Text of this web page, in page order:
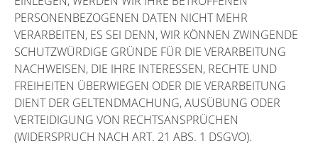
PERSONENBEZOGENEN DATEN NICHT MEHR
VERARBEITEN, ES SEI DENN, WIR KÖNNEN ZWINGENDE
SCHUTZWÜRDIGE GRÜNDE FÜR DIE VERARBEITUNG
NACHWEISEN, DIE IHRE INTERESSEN, RECHTE UND
FREIHEITEN ÜBERWIEGEN ODER DIE VERARBEITUNG
DIENT DER GELTENDMACHUNG, AUSÜBUNG ODER
VERTEIDIGUNG VON RECHTSANSPRÜCHEN
(WIDERSPRUCH NACH ART. 21 ABS. 1 DSGVO).